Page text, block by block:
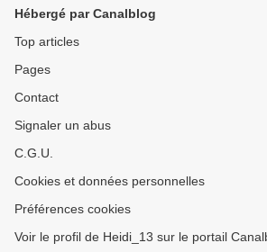
Hébergé par Canalblog
Top articles
Pages
Contact
Signaler un abus
C.G.U.
Cookies et données personnelles
Préférences cookies
Voir le profil de Heidi_13 sur le portail